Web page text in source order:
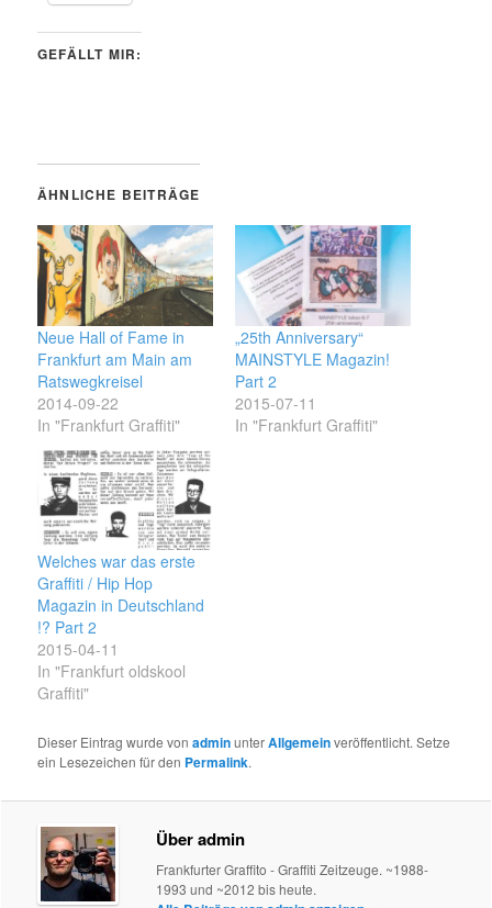
GEFÄLLT MIR:
ÄHNLICHE BEITRÄGE
Neue Hall of Fame in
Frankfurt am Main am
Ratswegkreisel
2014-09-22
In "Frankfurt Graffiti"
„25th Anniversary“
MAINSTYLE Magazin!
Part 2
2015-07-11
In "Frankfurt Graffiti"
Welches war das erste
Graffiti / Hip Hop
Magazin in Deutschland
!? Part 2
2015-04-11
In "Frankfurt oldskool
Graffiti"
Dieser Eintrag wurde vonadminunterAllgemeinveröffentlicht. Setze
ein Lesezeichen für den Permalink.
Über admin
Frankfurter Graffito - Graffiti Zeitzeuge. ~1988-
1993 und ~2012 bis heute.